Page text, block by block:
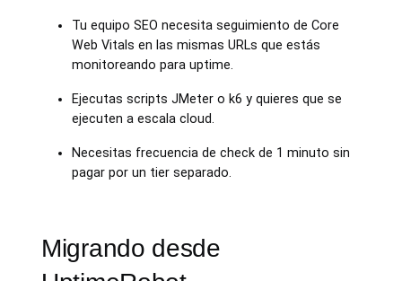
Tu equipo SEO necesita seguimiento de Core
Web Vitals en las mismas URLs que estás
monitoreando para uptime.
Ejecutas scripts JMeter o k6 y quieres que se
ejecuten a escala cloud.
Necesitas frecuencia de check de 1 minuto sin
pagar por un tier separado.
Migrando desde